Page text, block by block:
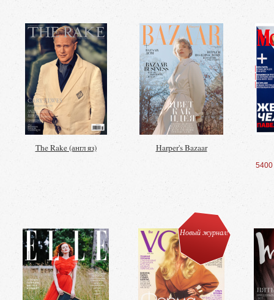
The Rake (англ яз) Harper's Bazaar
5400
Новый журнал!